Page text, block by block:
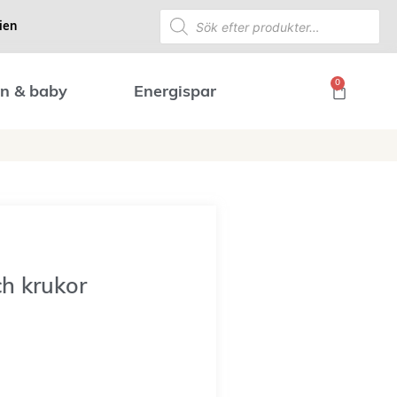
& baby Energispar
0
krukor